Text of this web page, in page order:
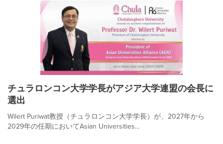
チュラロンコン大学学長がアジア大学連盟の会長に
選出
Wilert Puriwat教授（チュラロンコン大学学長）が、2027年から
2029年の任期においてAsian Universities...